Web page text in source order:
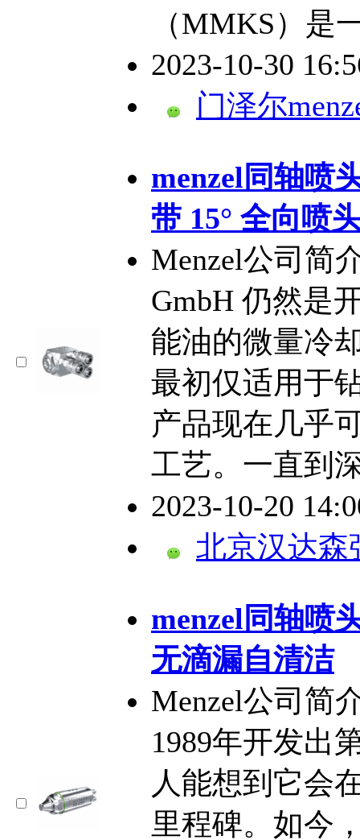
（MMKS）是
2023-10-30
门泽尔
menzel同轴喷
带 15° 全向喷
Menzel公司简
GmbH 仍然是
能油的微量冷
最初仅适用于
产品现在几乎
工艺。一直到
2023-10-20
北京汉达森
menzel同轴喷
无滴漏自清洁
Menzel公司简
1989年开发出
人能想到它会
里程碑。如今